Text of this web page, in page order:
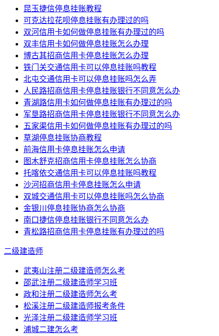
昆玉捷信停息挂账教程
可克达拉花呗停息挂账有办理过的吗
双河信用卡如何做停息挂账有办理过的吗
双丰信用卡如何做停息挂账怎么办理
博古其招商信用卡停息挂账怎么办理
铁门关交通信用卡可以停息挂账吗教程
北屯交通信用卡可以停息挂账吗怎么弄
人民路招商信用卡停息挂账银行不同意怎么办
青湖路信用卡如何做停息挂账有办理过的吗
军垦路招商信用卡停息挂账银行不同意怎么办
五家渠信用卡如何做停息挂账有办理过的吗
草湖停息挂账协商教程
前海信用卡停息挂账怎么申请
图木舒克招商信用卡停息挂账怎么协商
托喀依交通信用卡可以停息挂账吗教程
沙河招商信用卡停息挂账怎么申请
双城交通信用卡可以停息挂账吗怎么协商
金银川停息挂账协商怎么协商
南口捷信停息挂账银行不同意怎么办
青松路招商信用卡停息挂账有办理过的吗
二级建造师
武夷山注册二级建造师怎么考
邵武注册二级建造师学习班
政和注册二级建造师怎么考
松溪注册二级建造师报考条件
光泽注册二级建造师学习班
浦城二建怎么考